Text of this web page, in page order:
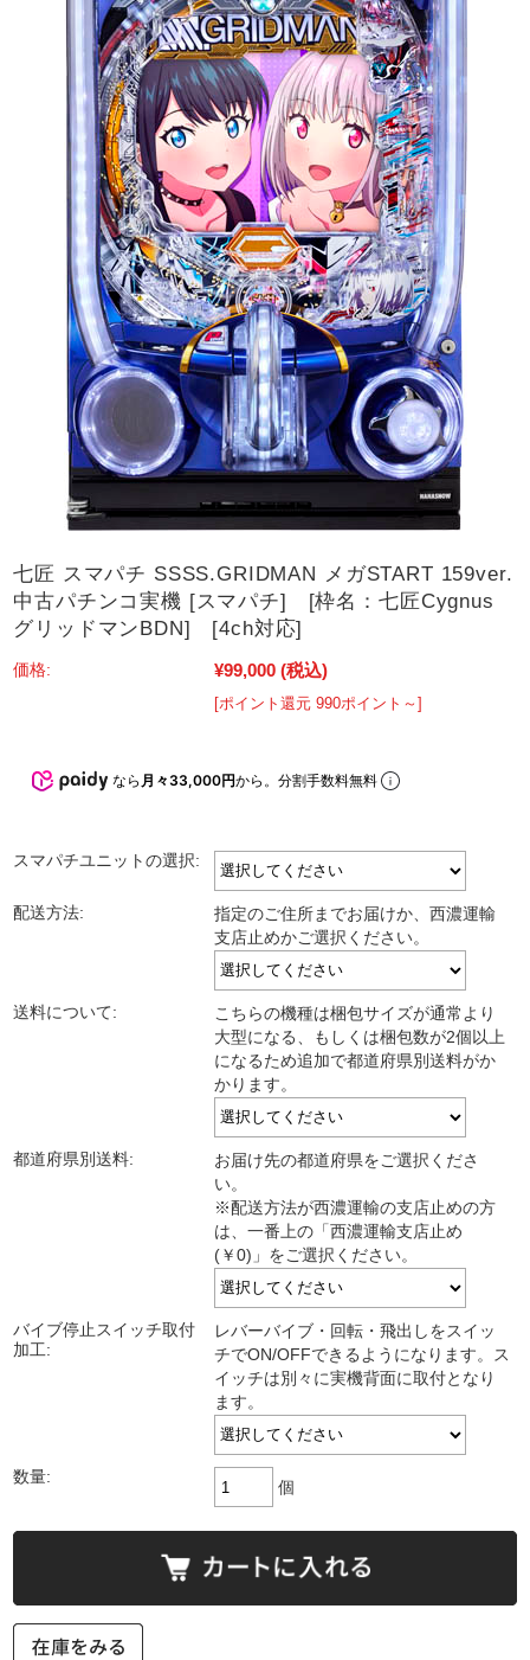
七匠 スマパチ SSSS.GRIDMAN メガSTART 159ver.
中古パチンコ実機 [スマパチ] [枠名：七匠Cygnus
グリッドマンBDN] [4ch対応]
価格: ¥99,000 (税込)
[ポイント還元 990ポイント～]
なら 月々33,000円から。分割手数料無料
スマパチユニットの選択:
配送方法:
指定のご住所までお届けか、西濃運輸
支店止めかご選択ください。
送料について:
こちらの機種は梱包サイズが通常より
大型になる、もしくは梱包数が2個以上
になるため追加で都道府県別送料がか
かります。
都道府県別送料:
お届け先の都道府県をご選択くださ
い。
※配送方法が西濃運輸の支店止めの方
は、一番上の「西濃運輸支店止め
(￥0)」をご選択ください。
バイブ停止スイッチ取付
加工:
レバーバイブ・回転・飛出しをスイッ
チでON/OFFできるようになります。ス
イッチは別々に実機背面に取付となり
ます。
数量:
個